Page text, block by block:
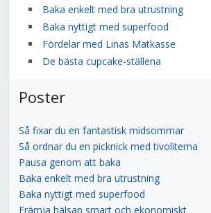
Baka enkelt med bra utrustning
Baka nyttigt med superfood
Fördelar med Linas Matkasse
De bästa cupcake-ställena
Poster
Så fixar du en fantastisk midsommar
Så ordnar du en picknick med tivolitema
Pausa genom att baka
Baka enkelt med bra utrustning
Baka nyttigt med superfood
Främja hälsan smart och ekonomiskt